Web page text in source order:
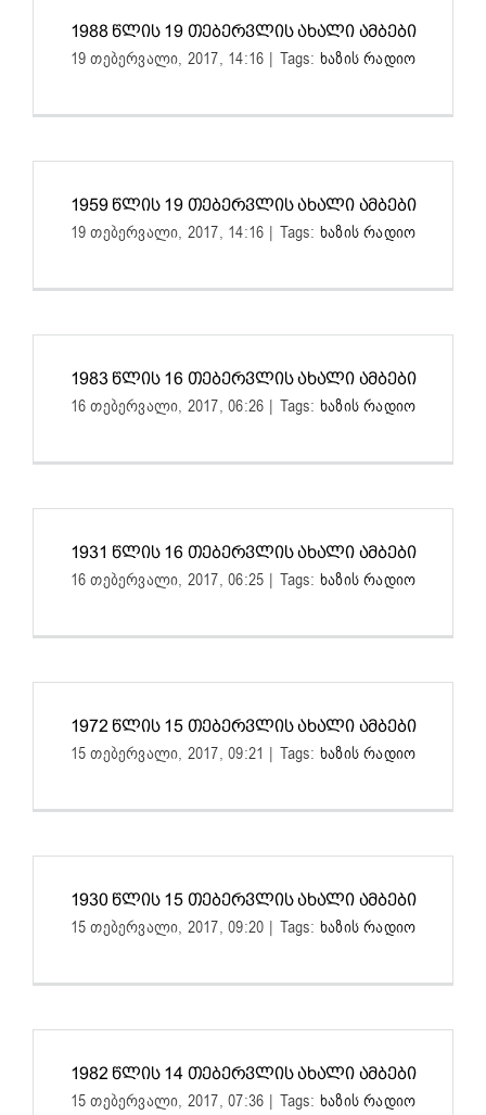
1988 ᲬᲚᲘᲡ 19 ᲗᲔᲑᲔᲠᲕᲚᲘᲡ ᲐᲮᲐᲚᲘ ᲐᲛᲑᲔᲑᲘ
19 თებერვალი, 2017, 14:16 | Tags: ხაზის რადიო
1959 ᲬᲚᲘᲡ 19 ᲗᲔᲑᲔᲠᲕᲚᲘᲡ ᲐᲮᲐᲚᲘ ᲐᲛᲑᲔᲑᲘ
19 თებერვალი, 2017, 14:16 | Tags: ხაზის რადიო
1983 ᲬᲚᲘᲡ 16 ᲗᲔᲑᲔᲠᲕᲚᲘᲡ ᲐᲮᲐᲚᲘ ᲐᲛᲑᲔᲑᲘ
16 თებერვალი, 2017, 06:26 | Tags: ხაზის რადიო
1931 ᲬᲚᲘᲡ 16 ᲗᲔᲑᲔᲠᲕᲚᲘᲡ ᲐᲮᲐᲚᲘ ᲐᲛᲑᲔᲑᲘ
16 თებერვალი, 2017, 06:25 | Tags: ხაზის რადიო
1972 ᲬᲚᲘᲡ 15 ᲗᲔᲑᲔᲠᲕᲚᲘᲡ ᲐᲮᲐᲚᲘ ᲐᲛᲑᲔᲑᲘ
15 თებერვალი, 2017, 09:21 | Tags: ხაზის რადიო
1930 ᲬᲚᲘᲡ 15 ᲗᲔᲑᲔᲠᲕᲚᲘᲡ ᲐᲮᲐᲚᲘ ᲐᲛᲑᲔᲑᲘ
15 თებერვალი, 2017, 09:20 | Tags: ხაზის რადიო
1982 ᲬᲚᲘᲡ 14 ᲗᲔᲑᲔᲠᲕᲚᲘᲡ ᲐᲮᲐᲚᲘ ᲐᲛᲑᲔᲑᲘ
15 თებერვალი, 2017, 07:36 | Tags: ხაზის რადიო